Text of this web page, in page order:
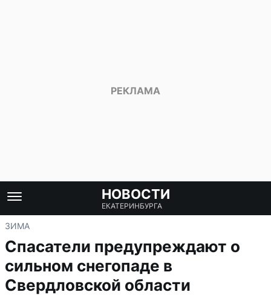
НОВОСТИ
ЕКАТЕРИНБУРГА
ЗИМА
Спасатели предупреждают о
сильном снегопаде в
Свердловской области